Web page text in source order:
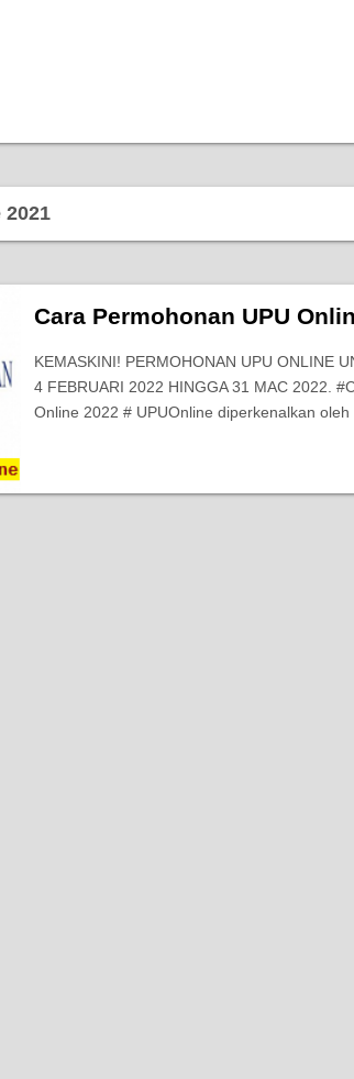
2021
Cara Permohonan UPU
KEMASKINI! PERMOHONAN UPU ONLINE
4 FEBRUARI 2022 HINGGA 31 MAC 2022.
Online 2022 # UPUOnline diperkenalkan